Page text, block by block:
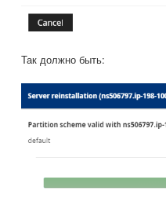
Так должно быть: